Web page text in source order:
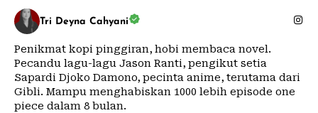
Tri Deyna Cahyani
Penikmat kopi pinggiran, hobi membaca novel.
Pecandu lagu-lagu Jason Ranti, pengikut setia
Sapardi Djoko Damono, pecinta anime, terutama dari
Gibli. Mampu menghabiskan 1000 lebih episode one
piece dalam 8 bulan.